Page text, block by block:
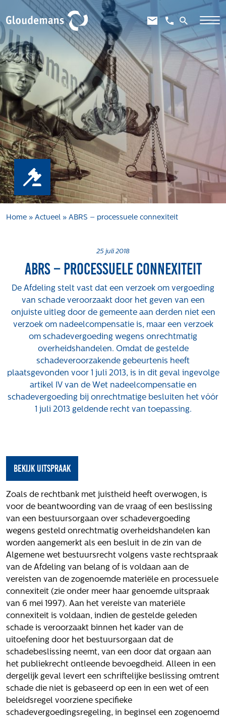
Expertises
Gebiedsontwikkeling
Gebiedseconomie
Grondstrategie en -verwerving
Taxaties overheid
Taxaties zakelijk
Schadevergoedingsrecht
Rentmeesterij
Transities
Tender-light voormalige St. Josefschool in
Brunssum
Concurrentiegerichte dialoog en tenderstrategie
Hoge Woerd in Ewijk
Pachtbeleid gemeente Valkenswaard: duurzame
pacht als instrument voor landbouw- en
watertransitie
Strategisch grondbeleid als motor voor
woningbouwversnelling Gemeente Vught
Over ons
Maatschappelijk
Onze mensen
Werken bij Gloudemans
Actueel
Nieuws
Blogs
Uitspraken
Werken bij
Vacatures
Contact
Privacyverklaring
Proclaimer
Volg ons
Home » Actueel » ABRS – processuele connexiteit
25 juli 2018
ABRS – processuele connexiteit
De Afdeling stelt vast dat een verzoek om vergoeding
van schade veroorzaakt door het geven van een
onjuiste uitleg door de gemeente aan derden niet een
verzoek om nadeelcompensatie is, maar een verzoek
om schadevergoeding wegens onrechtmatig
overheidshandelen. Omdat de gestelde
schadeveroorzakende gebeurtenis heeft
plaatsgevonden voor 1 juli 2013, is in dit geval ingevolge
artikel IV van de Wet nadeelcompensatie en
schadevergoeding bij onrechtmatige besluiten het vóór
1 juli 2013 geldende recht van toepassing.
bekijk uitspraak
Zoals de rechtbank met juistheid heeft overwogen, is
voor de beantwoording van de vraag of een beslissing
van een bestuursorgaan over schadevergoeding
wegens gesteld onrechtmatig overheidshandelen kan
worden aangemerkt als een besluit in de zin van de
Algemene wet bestuursrecht volgens vaste rechtspraak
van de Afdeling van belang of is voldaan aan de
vereisten van de zogenoemde materiële en processuele
connexiteit (zie onder meer haar genoemde uitspraak
van 6 mei 1997). Aan het vereiste van materiële
connexiteit is voldaan, indien de gestelde geleden
schade is veroorzaakt binnen het kader van de
uitoefening door het bestuursorgaan dat de
schadebeslissing neemt, van een door dat orgaan aan
het publiekrecht ontleende bevoegdheid. Alleen in een
dergelijk geval levert een schriftelijke beslissing omtrent
schade die niet is gebaseerd op een in een wet of een
beleidsregel voorziene specifieke
schadevergoedingsregeling, in beginsel een zogenoemd